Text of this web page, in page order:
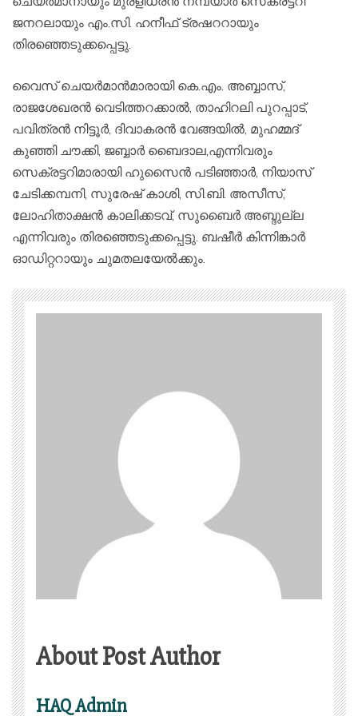
ജനറലായും എം.സി. ഹനീഫ് ട്രഷററായും
തിരഞ്ഞെടുക്കപ്പെട്ടു.
വൈസ് ചെയർമാൻമാരായി കെ.എം. അബ്ബാസ്,
രാജശേഖരൻ വെടിത്തറക്കാൽ, താഹിറലി പുറപ്പാട്,
പവിത്രൻ നിട്ടൂർ, ദിവാകരൻ വേങ്ങയിൽ, മുഹമ്മദ്
കുഞ്ഞി ചൗക്കി, ജബ്ബാർ ബൈദാല,എന്നിവരും
സെക്രട്ടറിമാരായി ഹുസൈൻ പടിഞ്ഞാർ, നിയാസ്
ചേടിക്കമ്പനി, സുരേഷ് കാശി, സി.ബി. അസീസ്,
ലോഹിതാക്ഷൻ കാലിക്കടവ്, സുബൈർ അബ്ദുല്ല
എന്നിവരും തിരഞ്ഞെടുക്കപ്പെട്ടു. ബഷീർ കിന്നിങ്കാർ
ഓഡിറ്ററായും ചുമതലയേൽക്കും.
About Post Author
HAQ Admin